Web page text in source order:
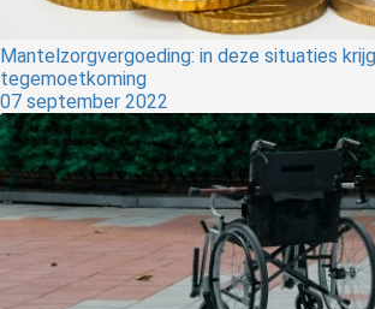
Mantelzorgvergoeding: in deze situaties
tegemoetkoming
07 september 2022